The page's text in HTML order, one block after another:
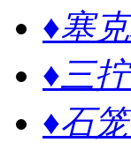
♦塞
♦三
♦石